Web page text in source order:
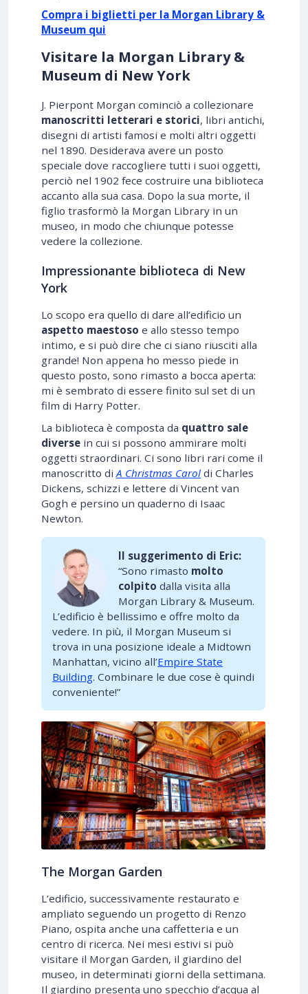
Compra i biglietti per la Morgan Library &
Museum qui
Visitare la Morgan Library &
Museum di New York
J. Pierpont Morgan cominciò a collezionare
manoscritti letterari e storici, libri antichi,
disegni di artisti famosi e molti altri oggetti
nel 1890. Desiderava avere un posto
speciale dove raccogliere tutti i suoi oggetti,
perciò nel 1902 fece costruire una biblioteca
accanto alla sua casa. Dopo la sua morte, il
figlio trasformò la Morgan Library in un
museo, in modo che chiunque potesse
vedere la collezione.
Impressionante biblioteca di New
York
Lo scopo era quello di dare all’edificio un
aspetto maestoso e allo stesso tempo
intimo, e si può dire che ci siano riusciti alla
grande! Non appena ho messo piede in
questo posto, sono rimasto a bocca aperta:
mi è sembrato di essere finito sul set di un
film di Harry Potter.
La biblioteca è composta da quattro sale
diverse in cui si possono ammirare molti
oggetti straordinari. Ci sono libri rari come il
manoscritto di A Christmas Carol di Charles
Dickens, schizzi e lettere di Vincent van
Gogh e persino un quaderno di Isaac
Newton.
Il suggerimento di Eric:
“Sono rimasto molto
colpito dalla visita alla
Morgan Library & Museum.
L’edificio è bellissimo e offre molto da
vedere. In più, il Morgan Museum si
trova in una posizione ideale a Midtown
Manhattan, vicino all’Empire State
Building. Combinare le due cose è quindi
conveniente!”
The Morgan Garden
L’edificio, successivamente restaurato e
ampliato seguendo un progetto di Renzo
Piano, ospita anche una caffetteria e un
centro di ricerca. Nei mesi estivi si può
visitare il Morgan Garden, il giardino del
museo, in determinati giorni della settimana.
Il giardino presenta uno specchio d’acqua al